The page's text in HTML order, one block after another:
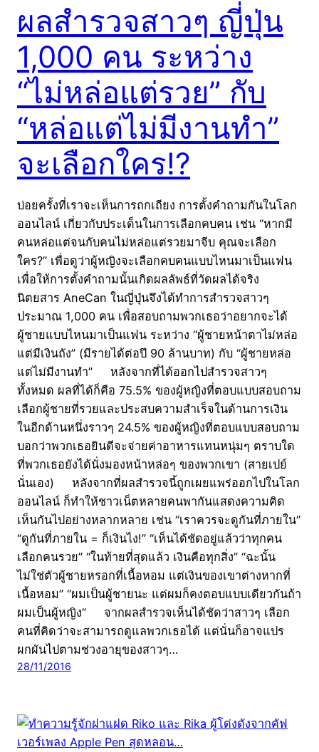
ผลสำรวจสาวๆ ญี่ปุ่น
1,000 คน ระหว่าง
“ไม่หล่อแต่รวย” กับ
“หล่อแต่ไม่มีงานทำ”
จะเลือกใคร!?
บ่อยครั้งที่เราจะเห็นการถกเถียง การตั้งคำถามกันในโลก
ออนไลน์ เกี่ยวกับประเด็นในการเลือกคบคน เช่น “หากมี
คนหล่อแต่จนกับคนไม่หล่อแต่รวยมาจีบ คุณจะเลือก
ใคร?” เพื่อดูว่าผู้หญิงจะเลือกคบคนแบบไหนมาเป็นแฟน
เพื่อให้การตั้งคำถามนั้นเกิดผลลัพธ์ที่วัดผลได้จริง
นิตยสาร AneCan ในญี่ปุ่นจึงได้ทำการสำรวจสาวๆ
ประมาณ 1,000 คน เพื่อสอบถามพวกเธอว่าอยากจะได้
ผู้ชายแบบไหนมาเป็นแฟน ระหว่าง “ผู้ชายหน้าตาไม่หล่อ
แต่มีเงินถัง” (มีรายได้ต่อปี 90 ล้านบาท) กับ “ผู้ชายหล่อ
แต่ไม่มีงานทำ” หลังจากที่ได้ออกไปสำรวจสาวๆ
ทั้งหมด ผลที่ได้ก็คือ 75.5% ของผู้หญิงที่ตอบแบบสอบถาม
เลือกผู้ชายที่รวยและประสบความสำเร็จในด้านการเงิน
ในอีกด้านหนึ่งราวๆ 24.5% ของผู้หญิงที่ตอบแบบสอบถาม
บอกว่าพวกเธอยินดีจะจ่ายค่าอาหารแทนหนุ่มๆ ตราบใด
ที่พวกเธอยังได้นั่งมองหน้าหล่อๆ ของพวกเขา (สายเปย์
นั่นเอง) หลังจากที่ผลสำรวจนี้ถูกเผยแพร่ออกไปในโลก
ออนไลน์ ก็ทำให้ชาวเน็ตหลายคนพากันแสดงความคิด
เห็นกันไปอย่างหลากหลาย เช่น “เราควรจะดูกันที่ภายใน”
“ดูกันที่ภายใน = ก็เงินไง!” “เห็นได้ชัดอยู่แล้วว่าทุกคน
เลือกคนรวย” “ในท้ายที่สุดแล้ว เงินคือทุกสิ่ง” “ฉะนั้น
ไม่ใช่ตัวผู้ชายหรอกที่เนื้อหอม แต่เงินของเขาต่างหากที่
เนื้อหอม” “ผมเป็นผู้ชายนะ แต่ผมก็คงตอบแบบเดียวกันถ้า
ผมเป็นผู้หญิง” จากผลสำรวจเห็นได้ชัดว่าสาวๆ เลือก
คนที่คิดว่าจะสามารถดูแลพวกเธอได้ แต่นั่นก็อาจแปร
ผกผันไปตามช่วงอายุของสาวๆ…
28/11/2016